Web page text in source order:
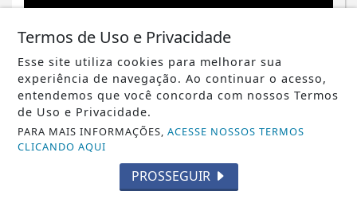
Fernanda Martell celebra sucesso do
clipe "Águas Profundas" com mais de
25 mil...
Saiba Mais
MAIS POSTAGENS
Termos de Uso e Privacidade
Esse site utiliza cookies para melhorar sua
experiência de navegação. Ao continuar o acesso,
entendemos que você concorda com nossos Termos
de Uso e Privacidade.
PARA MAIS INFORMAÇÕES,ACESSE NOSSOS TERMOS
CLICANDO AQUI
PROSSEGUIR